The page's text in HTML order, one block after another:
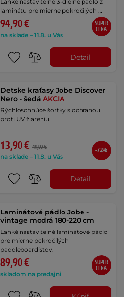
Ľahké nastaviteľné 3-dielne pádlo z
laminátu pre mierne pokročilých …
94,90 €
na sklade – 11.8. u Vás
SUPER
CENA
Detail
Detske kraťasy Jobe Discover
Nero - šedáAKCIA
Rýchloschnúce šortky s ochranou
proti UV žiareniu.
13,90 € 49,90 €
na sklade – 11.8. u Vás
-72%
Detail
Laminátové pádlo Jobe -
vintage modrá 180-220 cm
Ľahké nastaviteľné laminátové pádlo
pre mierne pokročilých
paddleboardistov.
89,90 €
skladom na predajni
SUPER
CENA